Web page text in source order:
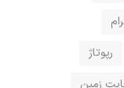
رپوتاژ
زمین